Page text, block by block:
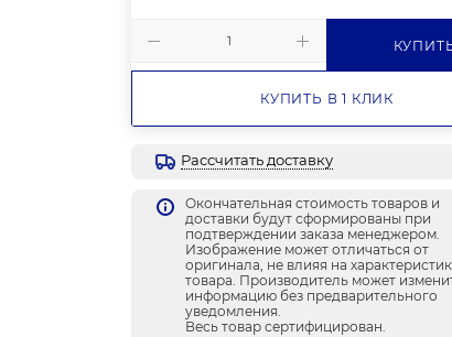
КУПИТЬ В 1 КЛИК
Рассчитать доставку
Окончательная стоимость товаров и
доставки будут сформированы при
подтверждении заказа менеджером.
Изображение может отличаться от
оригинала, не влияя на
товара. Производитель может
информацию без предварительного
уведомления.
Весь товар сертифицирован.